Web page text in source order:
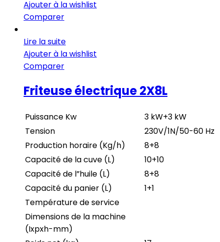
Ajouter à la wishlist
Comparer
Lire la suite
Ajouter à la wishlist
Comparer
Friteuse électrique 2X8L
Puissance Kw
3 kW+3 kW
Tension
230V/1N/50-60 Hz
Production horaire (Kg/h)
8+8
Capacité de la cuve (L)
10+10
Capacité de l”huile (L)
8+8
Capacité du panier (L)
1+1
Température de service
Dimensions de la machine
(Ixpxh-mm)